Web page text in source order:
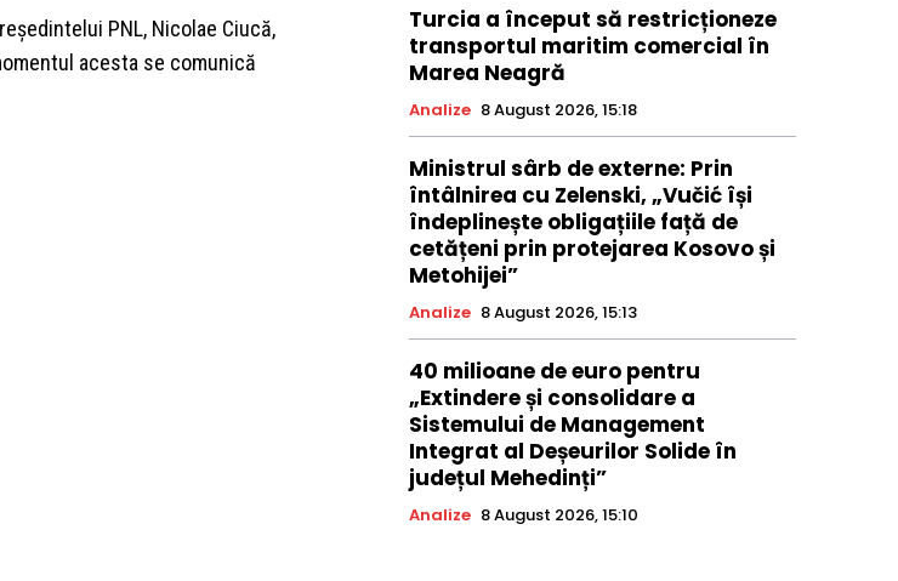
PNL, Nicolae Ciucă,
acesta se comunică
Turcia a început să restricționeze
transportul maritim comercial în
Marea Neagră
Analize 8 August 2026, 15:18
Ministrul sârb de externe: Prin
întâlnirea cu Zelenski, „Vučić își
îndeplinește obligațiile față de
cetățeni prin protejarea Kosovo și
Metohijei”
Analize 8 August 2026, 15:13
40 milioane de euro pentru
„Extindere și consolidare a
Sistemului de Management
Integrat al Deșeurilor Solide în
județul Mehedinți”
Analize 8 August 2026, 15:10